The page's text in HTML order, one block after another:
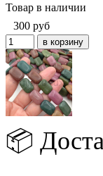
Товар в наличии
300 руб
📦